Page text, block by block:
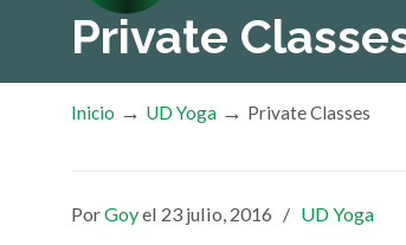
Private
Inicio → UD Yoga → Private Classes
PorGoyel 23 julio, 2016 / UD Yoga